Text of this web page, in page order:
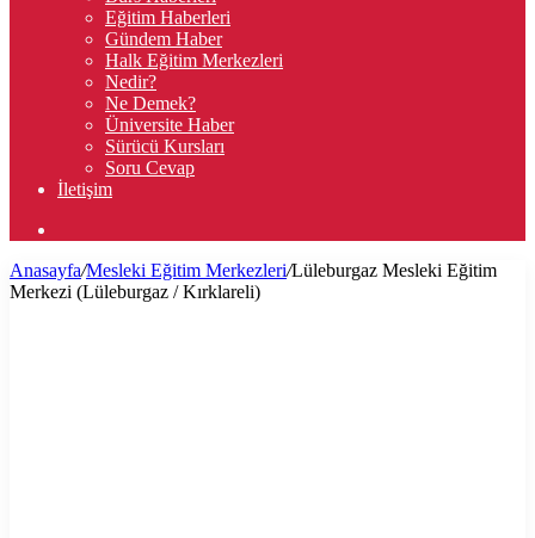
Eğitim Haberleri
Gündem Haber
Halk Eğitim Merkezleri
Nedir?
Ne Demek?
Üniversite Haber
Sürücü Kursları
Soru Cevap
İletişim
...
Anasayfa/Mesleki Eğitim Merkezleri/Lüleburgaz Mesleki Eğitim
Merkezi (Lüleburgaz / Kırklareli)